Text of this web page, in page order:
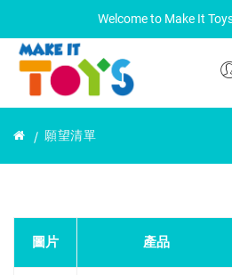
Welcome to Make It
願望清單
圖片 產品